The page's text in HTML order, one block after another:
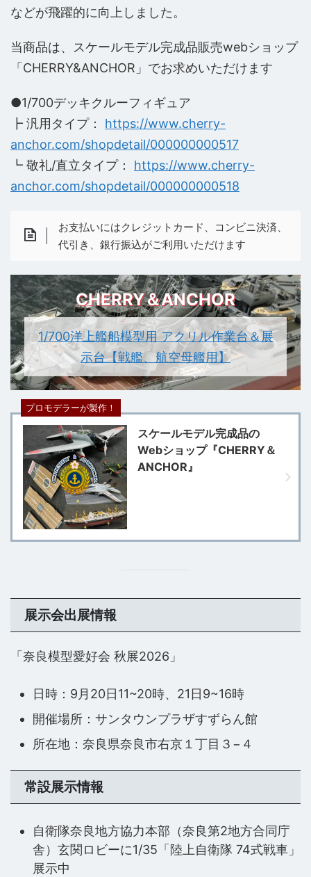
などが飛躍的に向上しました。
当商品は、スケールモデル完成品販売webショップ
「CHERRY&ANCHOR」でお求めいただけます
●1/700デッキクルーフィギュア
┣ 汎用タイプ： https://www.cherry-
anchor.com/shopdetail/000000000517
┗ 敬礼/直立タイプ： https://www.cherry-
anchor.com/shopdetail/000000000518
お支払いにはクレジットカード、コンビニ決済、
代引き、銀行振込がご利用いただけます
CHERRY＆ANCHOR
1/700洋上艦船模型用 アクリル作業台＆展
示台【戦艦、航空母艦用】
スケールモデル完成品の
Webショップ『CHERRY＆
ANCHOR』
プロモデラーが製作！
展示会出展情報
「奈良模型愛好会 秋展2026」
日時：9月20日11~20時、21日9~16時
開催場所：サンタウンプラザすずらん館
所在地：奈良県奈良市右京１丁目３−４
常設展示情報
自衛隊奈良地方協力本部（奈良第2地方合同庁
舎）玄関ロビーに1/35「陸上自衛隊 74式戦車」
展示中